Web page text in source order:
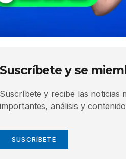
Suscríbete y se
Suscríbete y recibe las noticias
importantes, análisis y
SUSCRÍBETE